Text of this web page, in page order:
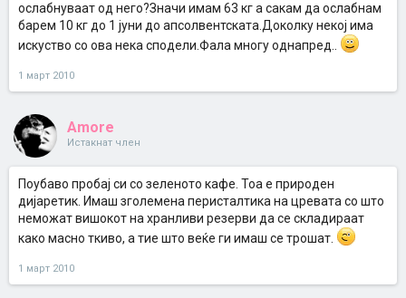
ослабнуваат од него?Значи имам 63 кг а сакам да ослабнам
барем 10 кг до 1 јуни до апсолвентската.Доколку некој има
искуство со ова нека сподели.Фала многу однапред..
1 март 2010
Amore
Истакнат член
Поубаво пробај си со зеленото кафе. Тоа е природен
дијаретик. Имаш зголемена перисталтика на цревата со што
неможат вишокот на хранливи резерви да се складираат
како масно ткиво, а тие што веќе ги имаш се трошат.
1 март 2010